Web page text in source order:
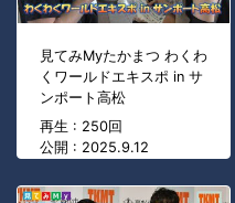
見てみMyたかまつ わくわ
くワールドエキスポ in サ
ンポート高松
再生 : 250回
公開 : 2025.9.12